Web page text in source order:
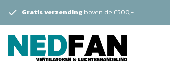
Gratis verzending boven de €500,-